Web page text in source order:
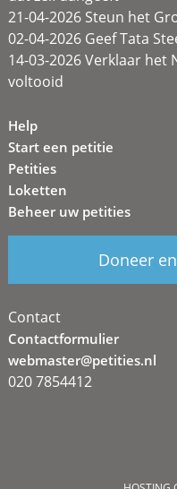
21-04-2026 Steun het
02-04-2026 Geef Tata
14-03-2026 Verklaar het
voltooid
Help
Start een petitie
Petities
Loketten
Beheer uw petities
Doneer
Contact
Contactformulier
webmaster@petities.nl
020 7854412